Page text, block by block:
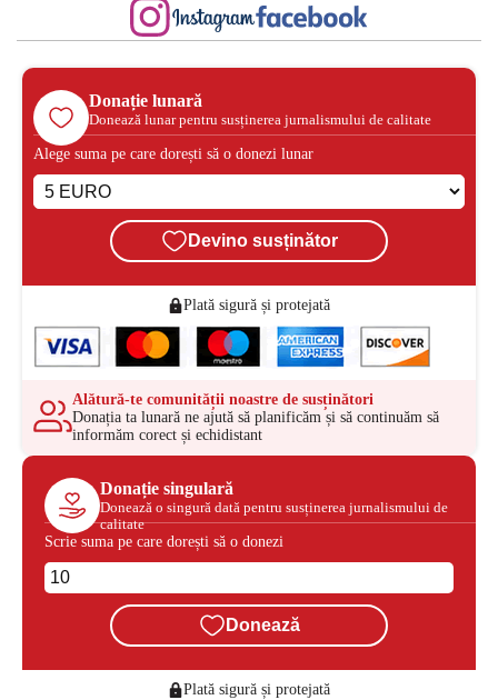
Donație lunară
Donează lunar pentru susținerea jurnalismului de calitate
Alege suma pe care dorești să o donezi lunar
Devino susținător
Plată sigură și protejată
Alătură-te comunității noastre de susținători
Donația ta lunară ne ajută să planificăm și să continuăm să
informăm corect și echidistant
Donație singulară
Donează o singură dată pentru susținerea jurnalismului de
calitate
Scrie suma pe care dorești să o donezi
Donează
Plată sigură și protejată